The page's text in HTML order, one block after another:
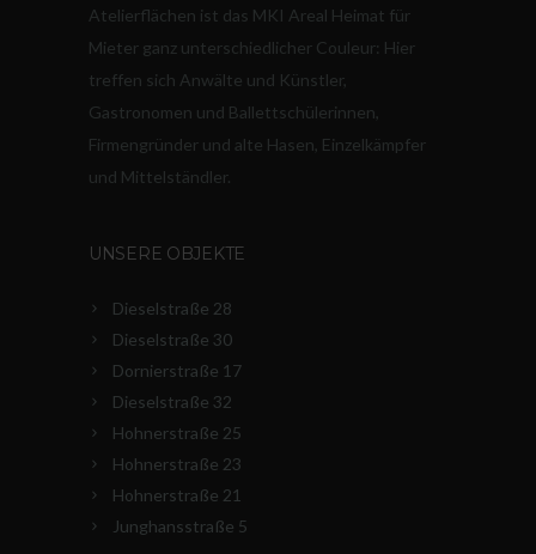
Atelierflächen ist das MKI Areal Heimat für
Mieter ganz unterschiedlicher Couleur: Hier
treffen sich Anwälte und Künstler,
Gastronomen und Ballettschülerinnen,
Firmengründer und alte Hasen, Einzelkämpfer
und Mittelständler.
UNSERE OBJEKTE
Dieselstraße 28
Dieselstraße 30
Dornierstraße 17
Dieselstraße 32
Hohnerstraße 25
Hohnerstraße 23
Hohnerstraße 21
Junghansstraße 5